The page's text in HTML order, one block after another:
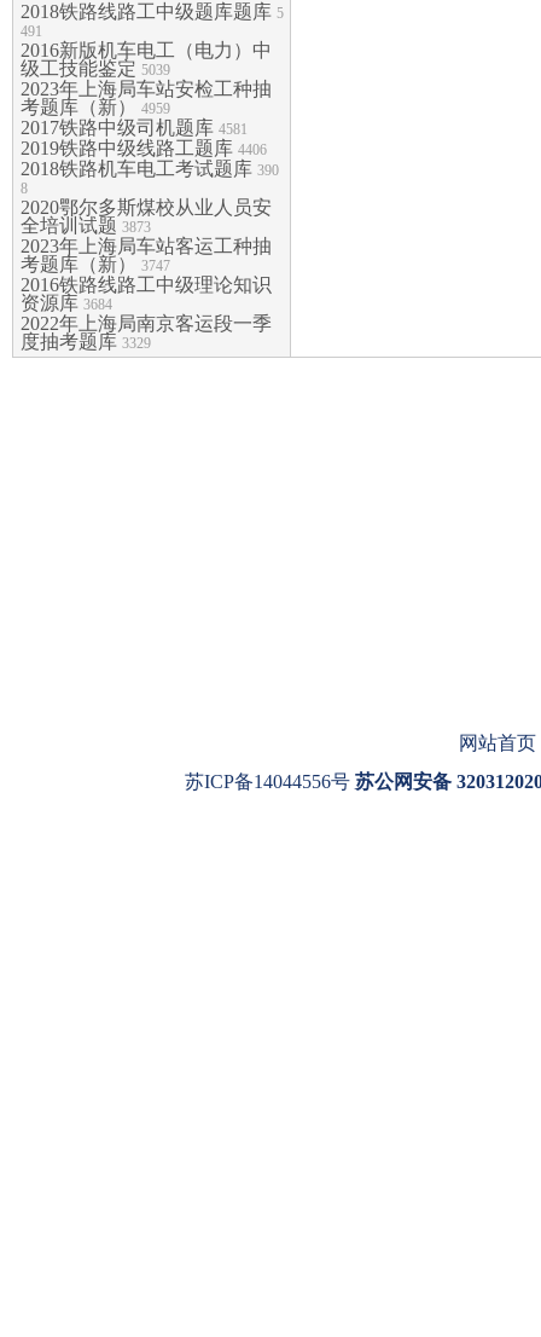
2018铁路线路工中级题库题库 5
491
2016新版机车电工（电力）中
级工技能鉴定 5039
2023年上海局车站安检工种抽
考题库（新）
4959
2017铁路中级司机题库 4581
2019铁路中级线路工题库 4406
2018铁路机车电工考试题库 390
8
2020鄂尔多斯煤校从业人员安
全培训试题 3873
2023年上海局车站客运工种抽
考题库（新）
3747
2016铁路线路工中级理论知识
资源库 3684
2022年上海局南京客运段一季
度抽考题库 3329
网站首页
苏ICP备14044556号 苏公网安备